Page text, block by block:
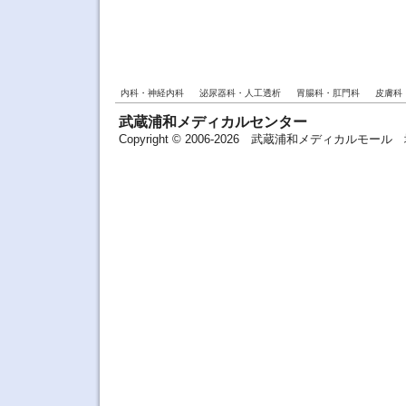
内科・神経内科 泌尿器科・人工透析 胃腸科・肛門科 皮膚科
武蔵浦和メディカルセンター
Copyright © 2006-2026 武蔵浦和メディカルモール